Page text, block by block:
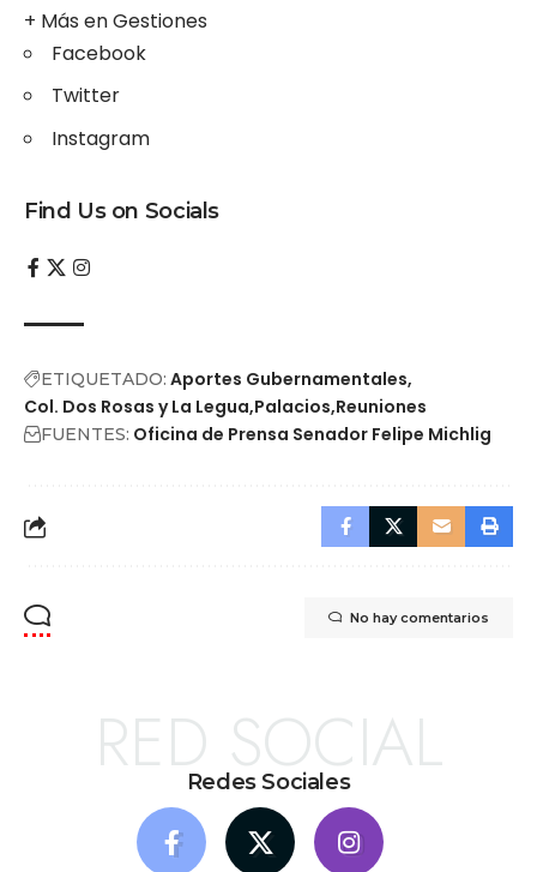
+ Más enGestiones
Facebook
Twitter
Instagram
Find Us on Socials
ETIQUETADO: Aportes Gubernamentales
Col. Dos Rosas y La Legua Palacios Reuniones
FUENTES: Oficina de Prensa Senador Felipe Michlig
No hay comentarios
Redes Sociales
RED SOCIAL